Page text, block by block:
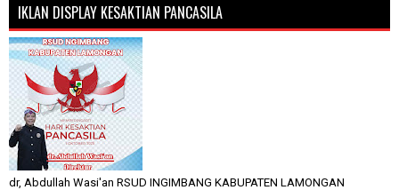
IKLAN DISPLAY KESAKTIAN PANCASILA
dr, Abdullah Wasi'an RSUD INGIMBANG KABUPATEN LAMONGAN